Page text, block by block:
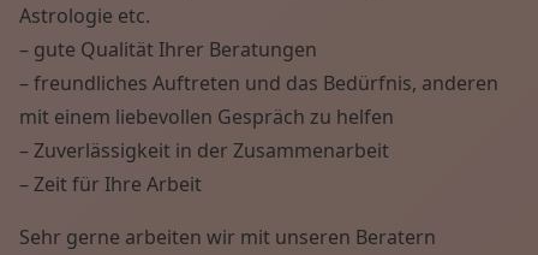
Astrologie etc.
– gute Qualität Ihrer Beratungen
– freundliches Auftreten und das Bedürfnis, anderen
mit einem liebevollen Gespräch zu helfen
– Zuverlässigkeit in der Zusammenarbeit
– Zeit für Ihre Arbeit
Sehr gerne arbeiten wir mit unseren Beratern